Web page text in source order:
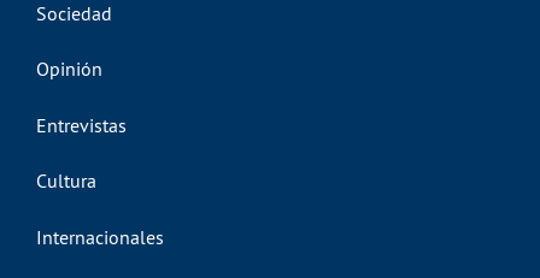
Sociedad
Opinión
Entrevistas
Cultura
Internacionales